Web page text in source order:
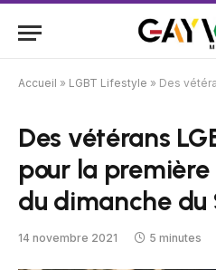
Accueil » LGBT Lifestyle » Des vétérans LGBT
Des vétérans
pour la
du dimanche du
14 novembre 2021 5 minutes